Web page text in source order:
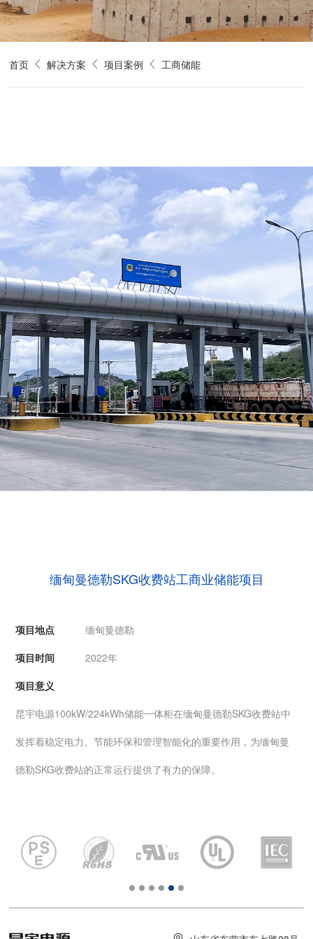
首页 解决方案 项目案例 工商储能
缅甸曼德勒SKG收费站工商业储能项目
项目地点
缅甸曼德勒
项目时间
2022年
项目意义
昆宇电源100kW/224kWh储能一体柜在缅甸曼德勒SKG收费站中
发挥着稳定电力、节能环保和管理智能化的重要作用，为缅甸曼
德勒SKG收费站的正常运行提供了有力的保障。